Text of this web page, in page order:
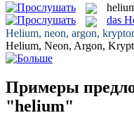
das
Helium, neon, argon,
Helium, Neon, Argon,
Примеры
"helium"